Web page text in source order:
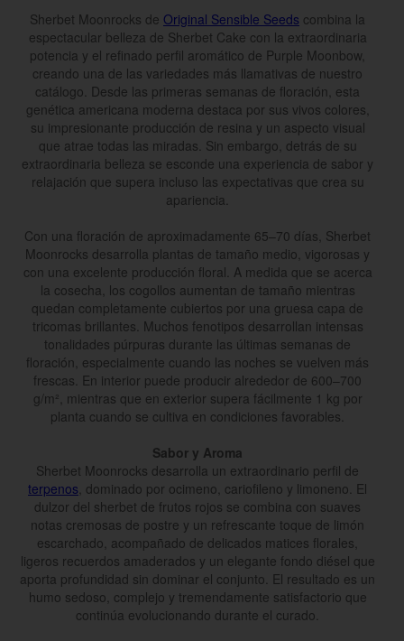
Sherbet Moonrocks de Original Sensible Seeds combina la
espectacular belleza de Sherbet Cake con la extraordinaria
potencia y el refinado perfil aromático de Purple Moonbow,
creando una de las variedades más llamativas de nuestro
catálogo. Desde las primeras semanas de floración, esta
genética americana moderna destaca por sus vivos colores,
su impresionante producción de resina y un aspecto visual
que atrae todas las miradas. Sin embargo, detrás de su
extraordinaria belleza se esconde una experiencia de sabor y
relajación que supera incluso las expectativas que crea su
apariencia.
Con una floración de aproximadamente 65–70 días, Sherbet
Moonrocks desarrolla plantas de tamaño medio, vigorosas y
con una excelente producción floral. A medida que se acerca
la cosecha, los cogollos aumentan de tamaño mientras
quedan completamente cubiertos por una gruesa capa de
tricomas brillantes. Muchos fenotipos desarrollan intensas
tonalidades púrpuras durante las últimas semanas de
floración, especialmente cuando las noches se vuelven más
frescas. En interior puede producir alrededor de 600–700
g/m², mientras que en exterior supera fácilmente 1 kg por
planta cuando se cultiva en condiciones favorables.
Sabor y Aroma
Sherbet Moonrocks desarrolla un extraordinario perfil de
terpenos, dominado por ocimeno, cariofileno y limoneno. El
dulzor del sherbet de frutos rojos se combina con suaves
notas cremosas de postre y un refrescante toque de limón
escarchado, acompañado de delicados matices florales,
ligeros recuerdos amaderados y un elegante fondo diésel que
aporta profundidad sin dominar el conjunto. El resultado es un
humo sedoso, complejo y tremendamente satisfactorio que
continúa evolucionando durante el curado.